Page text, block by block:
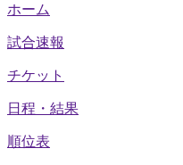
ホーム
試合速報
チケット
日程・結果
順位表